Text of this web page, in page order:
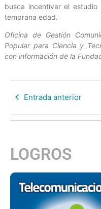
busca incentivar el
temprana edad.
Oficina de Gestión
Popular para Ciencia y
con información de la
Entrada anterior
LOGROS